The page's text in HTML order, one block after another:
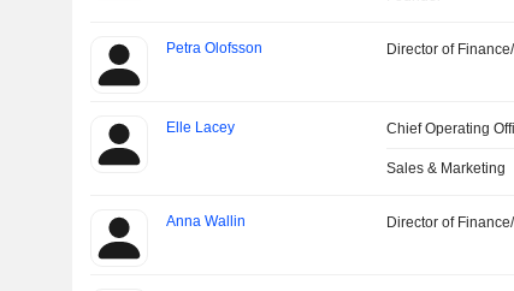
Petra Olofsson Director of
Elle Lacey Chief Operating
Sales & Marketing
Anna Wallin Director of